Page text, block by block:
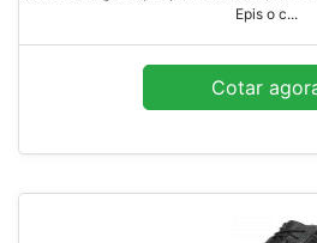
Epis o c...
Cotar